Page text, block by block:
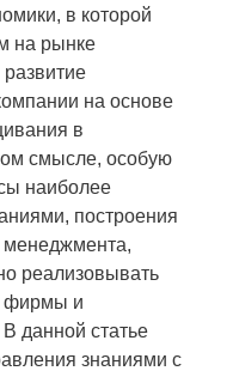
в которой
на рынке
на основе
в
смысле, особую
наиболее
построения
менеджмента,
реализовывать
фирмы и
данной статье
знаниями с